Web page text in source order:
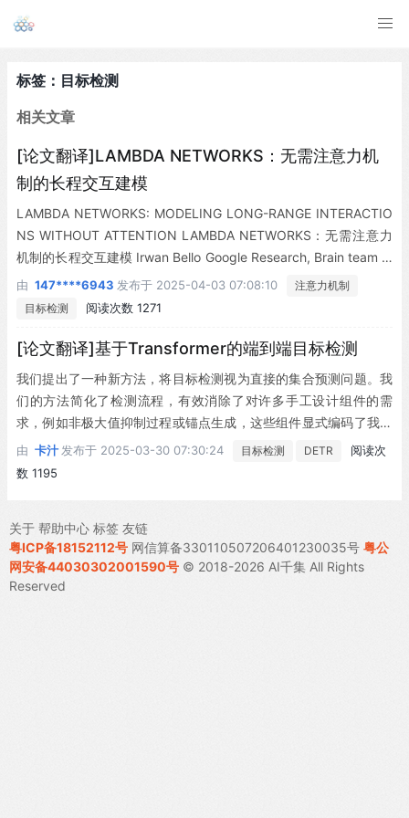
标签：目标检测
相关文章
[论文翻译]LAMBDA NETWORKS：无需注意力机
制的长程交互建模
LAMBDA NETWORKS: MODELING LONG-RANGE INTERACTIO
NS WITHOUT ATTENTION LAMBDA NETWORKS：无需注意力
机制的长程交互建模 Irwan Bello Google Research, Brain team ib
ello@google.com Irwan Bello Google Research, Brain团队 ibello
@google.com ABSTRACT 摘要 We present lambda layers – an
架——用于捕获输入与结构化上下文信息之间的长程交互(例如被其
函数(称为lambda)并分别对每个输入应用这些线性函数，来实现此
类交互建模。与线性注意力类似，lambda层绕过了昂贵的注意力
图计算，但不同之处在于它们同时建模基于内容和位置的交互，这
使得其能够处理图像等大型结构化输入。由此构建的神经网络架构
Lambda Networks在ImageNet分类、COCO目标检测和COCO实
算效率。此外，我们设计了Lambda Res Nets这一跨不同尺度的混
合架构家族，显著改善了图像分类模型的速度-精度权衡。Lambda
Res Nets在现代机器学习加速器上比流行的Efficient Nets快\$3.2
\cdot4.4\mathrm{x}\$倍的同时，在ImageNet上达到了优异精
由 147****6943 发布于 2025-04-03 07:08:10
注意力机制
目标检测
阅读次数 1271
[论文翻译]基于Transformer的端到端目标检测
我们提出了一种新方法，将目标检测视为直接的集合预测问题。我
们的方法简化了检测流程，有效消除了对许多手工设计组件的需
求，例如非极大值抑制过程或锚点生成，这些组件显式编码了我们
对任务的先验知识。新框架名为DEtection TRansformer（DET
R），其核心组成部分是基于集合的全局损失（通过二分匹配强制
全局图像上下文，直接并行输出最终的预测集合。与许多现代检测
器不同，该新模型概念简单且无需专用库支持。在具有挑战性的C
OCO目标检测数据集上，DETR的精度和运行时性能与经过高度优
由 卡汁 发布于 2025-03-30 07:30:24 目标检测 DETR
阅读次
数 1195
关于 帮助中心 标签 友链
粤ICP备18152112号 网信算备330110507206401230035号 粤公
网安备44030302001590号 © 2018-2026 AI千集 All Rights
Reserved